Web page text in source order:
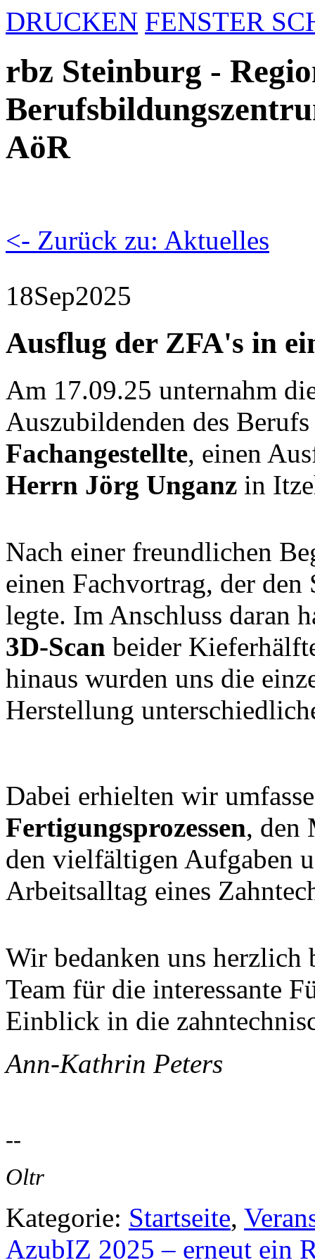
DRUCKEN FENSTER
rbz Steinburg -
AöR
<- Zurück zu: Aktuelles
18Sep2025
Ausflug der ZFA's in
Am 17.09.25 unternahm
Auszubildenden des
Fachangestellte, einen
Herrn Jörg Unganz in
Nach einer freundlichen
einen Fachvortrag, der
legte. Im Anschluss daran
3D-Scan beider
hinaus wurden uns die
Herstellung
Dabei erhielten wir
Fertigungsprozessen, den
den vielfältigen Aufgaben
Arbeitsalltag eines
Wir bedanken uns herzlich
Team für die interessante
Einblick in die
Ann-Kathrin Peters
--
Oltr
Kategorie: Startseite,
AzubIZ 2025 – erneut ein